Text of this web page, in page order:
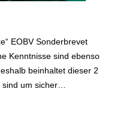
EOBV Sonderbrevet
Kenntnisse sind ebenso
beinhaltet dieser 2
um sicher…